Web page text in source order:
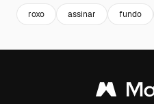
roxo assinar fundo